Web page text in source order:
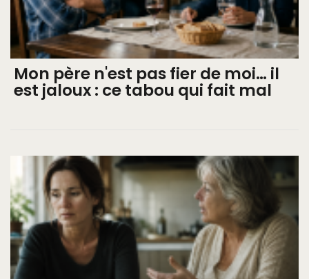
Mon père n'est pas fier de moi… il
est jaloux : ce tabou qui fait mal